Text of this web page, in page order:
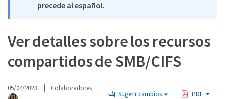
precede al español.
Ver detalles sobre los recursos
compartidos de SMB/CIFS
05/04/2023 Colaboradores
Sugerir cambios PDF